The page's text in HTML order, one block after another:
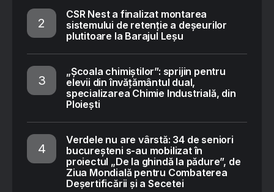
CSR Nest a finalizat montarea
sistemului de retenție a deșeurilor
plutitoare la Barajul Leșu
„Școala chimiștilor”: sprijin pentru
elevii din învățământul dual,
specializarea Chimie Industrială, din
Ploiești
Verdele nu are vârstă: 34 de seniori
bucureșteni s-au mobilizat în
proiectul „De la ghindă la pădure”, de
Ziua Mondială pentru Combaterea
Deșertificării și a Secetei